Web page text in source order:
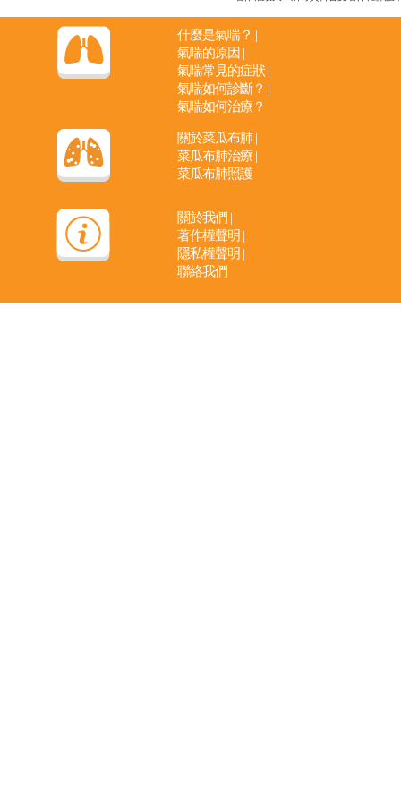
什麼是氣喘？ |
氣喘的原因 |
氣喘常見的症狀|
氣喘如何診斷？ |
氣喘如何治療？
關於菜瓜布肺|
菜瓜布肺治療 |
菜瓜布肺照護
關於我們 |
著作權聲明 |
隱私權聲明 |
聯絡我們